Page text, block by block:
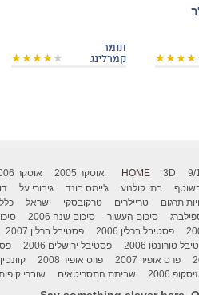
תומר
קמרלינג
HOME 3D 9/ אוסקר 2005 אוסקר 2006
בתי קולנוע ג'יימס בונד גיבורי על
תרגום טריילרים טרקובסקי ישראל
סיכום העשור סיכום שנה 2006
פסטיבל ברלין 2006 פסטיבל ברלין 2007
טורונטו 2006 פסטיבל ירושלים 2006
פרס אופיר 2007 פרס אופיר 2008
2006 שביתת התסריטאים שוברי